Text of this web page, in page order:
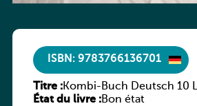
ISBN: 9783766136701
Titre :Kombi-Buch Deutsch 10
Sprachbuch
État du livre :Bon état